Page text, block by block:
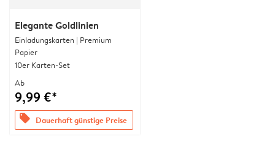
Elegante Goldlinien
Einladungskarten | Premium
Papier
10er Karten-Set
Ab
9,99 €*
offers Dauerhaft günstige Preise